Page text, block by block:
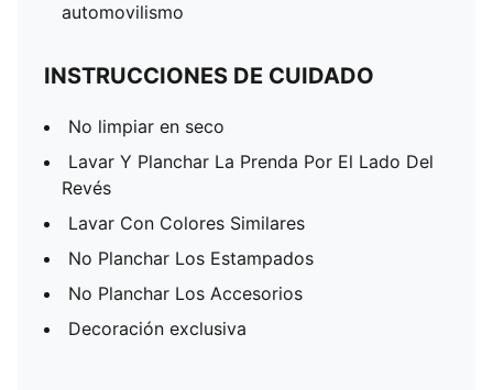
automovilismo
INSTRUCCIONES DE CUIDADO
No limpiar en seco
Lavar Y Planchar La Prenda Por El Lado Del
Revés
Lavar Con Colores Similares
No Planchar Los Estampados
No Planchar Los Accesorios
Decoración exclusiva